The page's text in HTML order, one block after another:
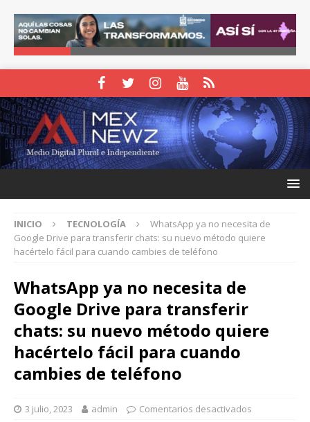
INICIO TECNOLOGÍA
WhatsApp ya no necesita de
Google Drive para transferir chats: su nuevo método quiere
hacértelo fácil para cuando cambies de teléfono
WhatsApp ya no necesita de
Google Drive para transferir
chats: su nuevo método quiere
hacértelo fácil para cuando
cambies de teléfono
3 julio, 2023 admin Comentarios desactivados